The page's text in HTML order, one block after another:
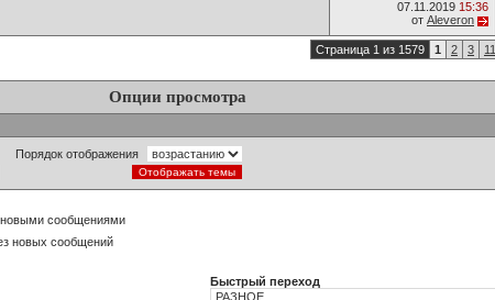
07.11.2019 15:36
от Aleveron
Страница 1 из 1579 1 2 3 11
Опции просмотра
Порядок отображения
сообщениями
новых сообщений
Быстрый переход